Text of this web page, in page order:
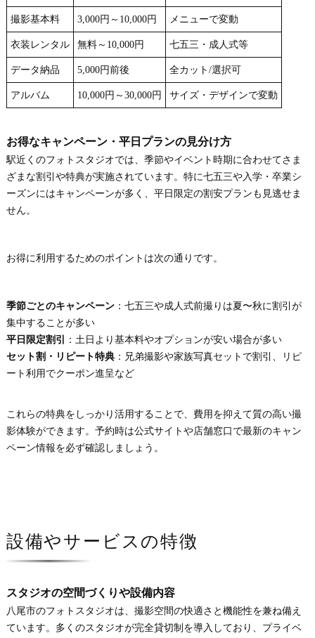
撮影基本料 3,000円～10,000円 メニューで変動
衣装レンタル 無料～10,000円 七五三・成人式等
データ納品 5,000円前後 全カット/選択可
アルバム 10,000円～30,000円 サイズ・デザインで変動
お得なキャンペーン・平日プランの見分け方
駅近くのフォトスタジオでは、季節やイベント時期に合わせてさま
ざまな割引や特典が実施されています。特に七五三や入学・卒業シ
ーズンにはキャンペーンが多く、平日限定の割安プランも見逃せま
せん。
お得に利用するためのポイントは次の通りです。
季節ごとのキャンペーン：七五三や成人式前撮りは夏〜秋に割引が
集中することが多い
平日限定割引
：土日より基本料やオプションが安い場合が多い
セット割・リピート特典：兄弟撮影や家族写真セットで割引、リピ
ート利用でクーポン進呈など
これらの特典をしっかり活用することで、費用を抑えて質の高い撮
影体験ができます。予約時は公式サイトや店舗窓口で最新のキャン
ペーン情報を必ず確認しましょう。
設備やサービスの特徴
スタジオの空間づくりや設備内容
八尾市のフォトスタジオは、撮影空間の快適さと機能性を兼ね備え
ています。多くのスタジオが完全貸切制を導入しており、プライベ